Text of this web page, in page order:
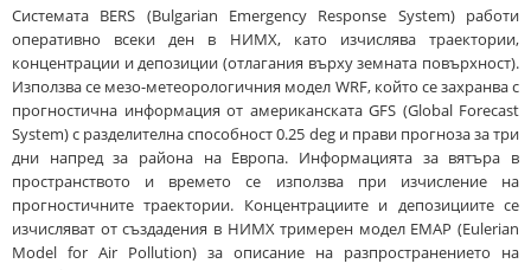
Системата BERS (Bulgarian Emergency Response System) работи
оперативно всеки ден в НИМХ, като изчислява траектории,
концентрации и депозиции (отлагания върху земната повърхност).
Използва се мезо-метеорологичния модел WRF, който се захранва с
прогностична информация от американската GFS (Global Forecast
System) с разделителна способност 0.25 deg и прави прогноза за три
дни напред за района на Европа. Информацията за вятъра в
пространството и времето се използва при изчисление на
прогностичните траектории. Концентрациите и депозициите се
изчисляват от създадения в НИМХ тримерен модел EMAP (Eulerian
Model for Air Pollution) за описание на разпространението на